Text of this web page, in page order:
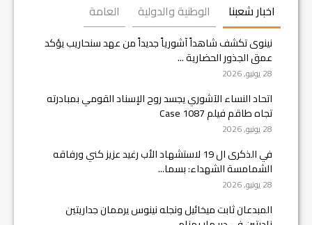
اخبار شعبنا الوطنية والدولية العامة
نينوى تكشف شاهداً آشورياً جديداً من عهد سنحاريب يؤكد
عمق الجذور الحضارية ...
28 يونيو, 2026
اتحاد النساء الآشوري يجسد روح الإسناد القومي بمبادرته
تجاه طاقم فيلم Case 1087
28 يونيو, 2026
في الذكرى ال 19 لاستشهاد الأب رغيد عزيز كني ورفاقه
الشمامسة الشهداء: بسما...
28 يونيو, 2026
المبدعان ثابت ميخائيل ونجله نينوس يرممان جداريتين